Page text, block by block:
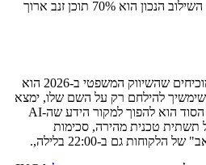
פי 3 טוב יותר מביטויים כלליים. השילוב הנכון הוא 70% תוכן זנב ארוך
מוכיחים שהשיווק המשפטי ב-2026 הוא
להילחם רק על השם שלו, ימצא
את עצמו מחוץ ל-85% מהשוק. הסוד הוא להפוך למקור הידע שה-AI
תשתית טכנית מהירה, סכימות
גם ב-22:00 בלילה,.